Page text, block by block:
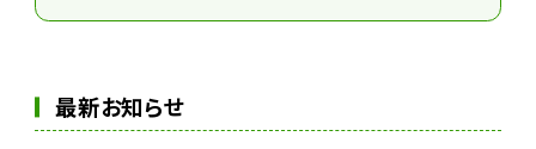
最新お知らせ